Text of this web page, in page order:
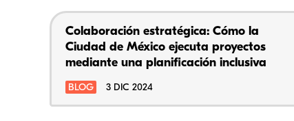
Colaboración estratégica: Cómo la
Ciudad de México ejecuta proyectos
mediante una planificación inclusiva
BLOG 3 DIC 2024